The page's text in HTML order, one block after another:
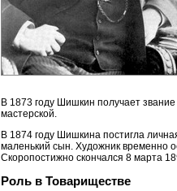
В 1873 году Шишкин получает
мастерской.
В 1874 году Шишкина постигла
маленький сын. Художник временно
Скоропостижно скончался 8 марта
Роль в Товариществе